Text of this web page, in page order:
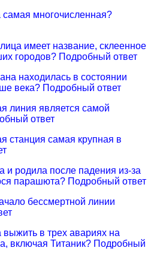
многочисленная?
имеет название, склеенное
городов? Подробный ответ
находилась в состоянии
века? Подробный ответ
линия является самой
ответ
станция самая крупная в
родила после падения из-за
парашюта? Подробный ответ
бессмертной линии
в трех авариях на
включая Титаник? Подробный